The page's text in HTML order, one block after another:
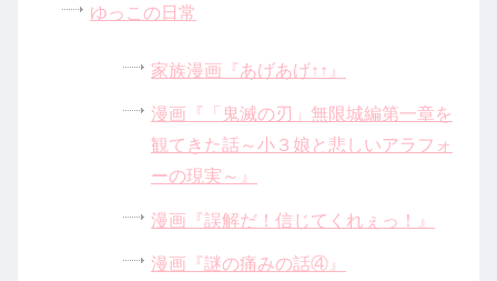
ゆっこの日常
家族漫画『あげあげ↑↑』
漫画『「鬼滅の刃」無限城編第一章を
観てきた話～小３娘と悲しいアラフォ
ーの現実～』
漫画『誤解だ！信じてくれぇっ！』
漫画『謎の痛みの話④』